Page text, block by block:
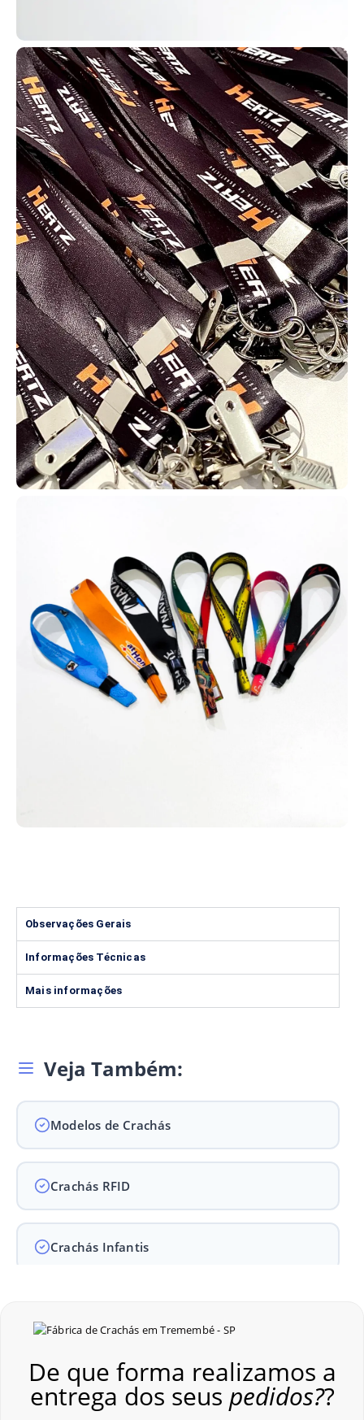
Observações Gerais
Informações Técnicas
Mais informações
Veja Também:
Modelos de Crachás
Crachás RFID
Crachás Infantis
Crachás para Eventos
De que forma realizamos a
entrega dos seus pedidos??